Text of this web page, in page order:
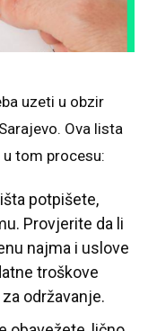
uzeti u obzir
Ova lista
tom procesu:
potpišete,
Provjerite da li
najma i uslove
troškove
održavanje.